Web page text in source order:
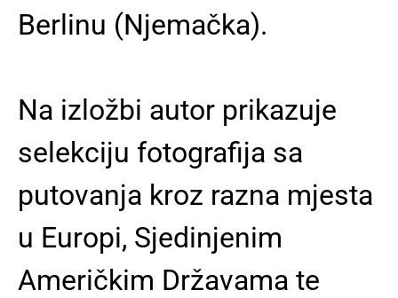
Berlinu (Njemačka).
Na izložbi autor prikazuje
selekciju fotografija sa
putovanja kroz razna mjesta
u Europi, Sjedinjenim
Američkim Državama te